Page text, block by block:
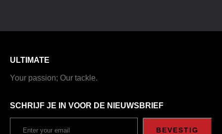
ULTIMATE
Your passion; Our tackle.
SCHRIJF JE IN VOOR DE NIEUWSBRIEF
BEVESTIG